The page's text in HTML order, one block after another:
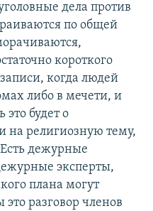
дела против
по общей
короткого
когда людей
либо в мечети, и
это будет о
на религиозную тему,
дежурные
эксперты,
плана могут
это разговор членов